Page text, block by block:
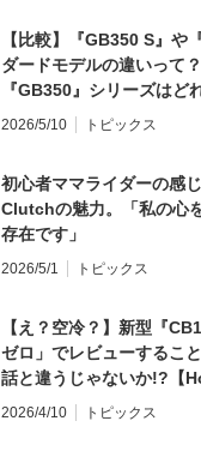
【比較】『GB350 S』や
ダードモデルの違いって
『GB350』シリーズはど
2026/5/10 トピックス
初心者ママライダーの感
Clutchの魅力。「私の心
存在です」
2026/5/1 トピックス
【え？空冷？】新型『
ゼロ」でレビューするこ
話と違うじゃないか!?【
てならず／CB1000F ①第
2026/4/10 トピックス